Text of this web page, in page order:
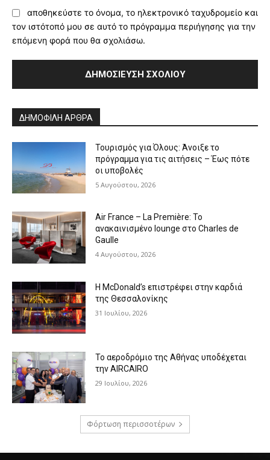
αποθηκεύστε το όνομα, το ηλεκτρονικό ταχυδρομείο και
τον ιστότοπό μου σε αυτό το πρόγραμμα περιήγησης για την
επόμενη φορά που θα σχολιάσω.
ΔΗΜΟΦΙΛΗ ΑΡΘΡΑ
Τουρισμός για Όλους: Άνοιξε το
πρόγραμμα για τις αιτήσεις – Έως πότε
οι υποβολές
5 Αυγούστου, 2026
Air France – La Première: Το
ανακαινισμένο lounge στο Charles de
Gaulle
4 Αυγούστου, 2026
Η McDonald’s επιστρέφει στην καρδιά
της Θεσσαλονίκης
31 Ιουλίου, 2026
Το αεροδρόμιο της Αθήνας υποδέχεται
την AIRCAIRO
29 Ιουλίου, 2026
Φόρτωση περισσοτέρων